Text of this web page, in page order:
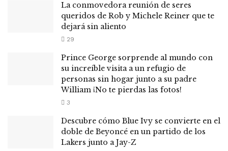
La conmovedora reunión de seres
queridos de Rob y Michele Reiner que te
dejará sin aliento
29
Prince George sorprende al mundo con
su increíble visita a un refugio de
personas sin hogar junto a su padre
William ¡No te pierdas las fotos!
3
Descubre cómo Blue Ivy se convierte en el
doble de Beyoncé en un partido de los
Lakers junto a Jay-Z